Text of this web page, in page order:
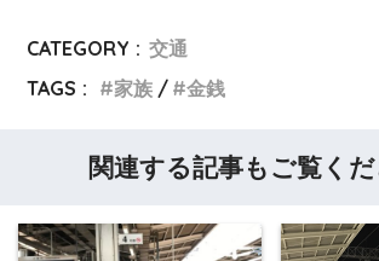
CATEGORY : 交通
TAGS :
家族 金銭
関連する記事もご覧くだ